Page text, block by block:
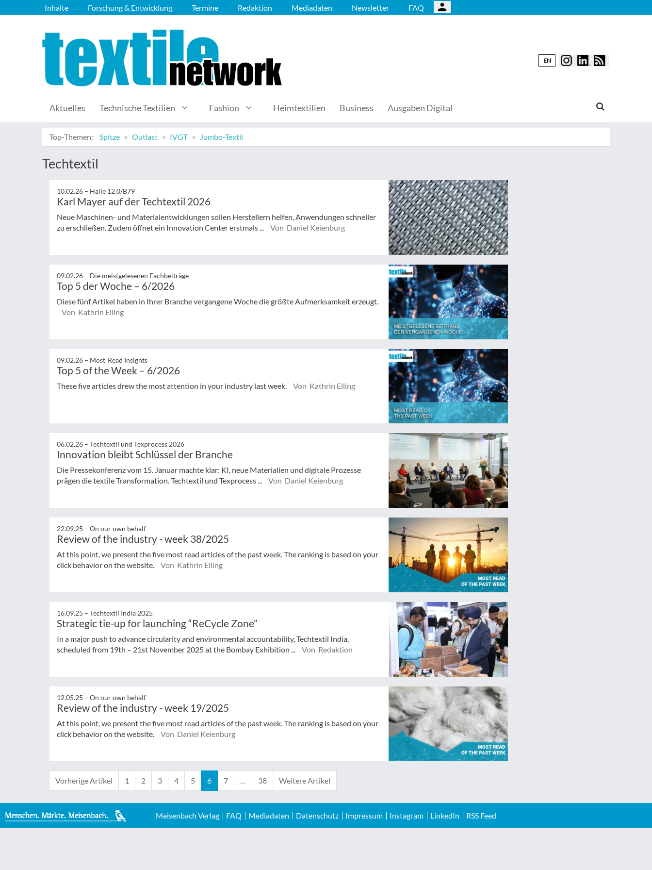
Inhalte Forschung & Entwicklung Termine Redaktion Mediadaten Newsletter FAQ
EN
Aktuelles Technische Textilien Fashion Heimtextilien Business Ausgaben Digital
Top-Themen: Spitze Outlast IVGT Jumbo-Textil
Techtextil
10.02.26 – Halle 12.0/B79
Karl Mayer auf der Techtextil 2026
Neue Maschinen- und Materialentwicklungen sollen Herstellern helfen, Anwendungen schneller
zu erschließen. Zudem öffnet ein Innovation Center erstmals ...
Von Daniel Keienburg
09.02.26 – Die meistgelesenen Fachbeiträge
Top 5 der Woche – 6/2026
Diese fünf Artikel haben in Ihrer Branche vergangene Woche die größte Aufmerksamkeit erzeugt.
Von Kathrin Elling
09.02.26 – Most‑Read Insights
Top 5 of the Week – 6/2026
These five articles drew the most attention in your industry last week. Von Kathrin Elling
06.02.26 – Techtextil und Texprocess 2026
Innovation bleibt Schlüssel der Branche
Die Pressekonferenz vom 15. Januar machte klar: KI, neue Materialien und digitale Prozesse
prägen die textile Transformation. Techtextil und Texprocess ...
Von Daniel Keienburg
22.09.25 – On our own behalf
Review of the industry - week 38/2025
At this point, we present the five most read articles of the past week. The ranking is based on your
click behavior on the website.
Von Kathrin Elling
16.09.25 – Techtextil India 2025
Strategic tie-up for launching “ReCycle Zone”
In a major push to advance circularity and environmental accountability, Techtextil India,
scheduled from 19th – 21st November 2025 at the Bombay Exhibition ...
Von Redaktion
12.05.25 – On our own behalf
Review of the industry - week 19/2025
At this point, we present the five most read articles of the past week. The ranking is based on your
click behavior on the website.
Von Daniel Keienburg
Vorherige Artikel 1 2 3 4 5 6 7 … 38 Weitere Artikel
Meisenbach Verlag FAQ Mediadaten Datenschutz Impressum Instagram LinkedIn RSS Feed